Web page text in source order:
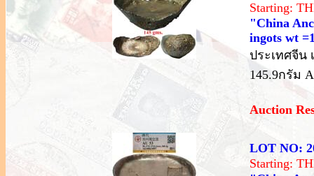
Starting:
"China
ingots wt
ประเทศจีน
145.9กรัม
Auction
LOT NO:
Starting: